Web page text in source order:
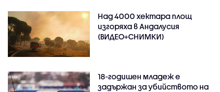
Над 4000 хектара площ
изгоряха в Андалусия
(ВИДЕО+СНИМКИ)
18-годишен младеж е
задържан за убийството на